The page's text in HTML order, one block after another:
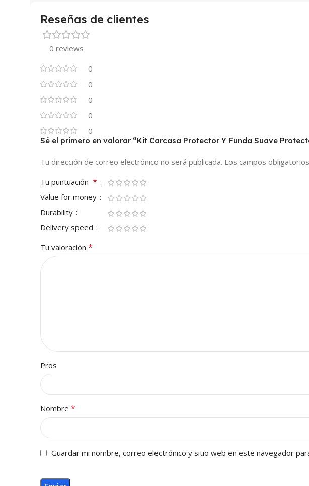
Reseñas de clientes
0 reviews
0
0
0
0
0
Sé el primero en valorar “Kit Carcasa Protector Y Funda Suave
Tu dirección de correo electrónico no será publicada. Los campos
Tu puntuación *
Value for money
Durability
Delivery speed
Tu valoración *
Pros
Nombre *
Guardar mi nombre, correo electrónico y sitio web en este navegador